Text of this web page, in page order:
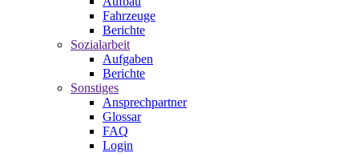
Fahrzeuge
Berichte
Sozialarbeit
Aufgaben
Berichte
Sonstiges
Ansprechpartner
Glossar
FAQ
Login